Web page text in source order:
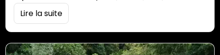
Afrique du Sud) rejoints bientôt par d’autres pays,
nous assistons à l’affaiblissement d’une grande
Lire la suite